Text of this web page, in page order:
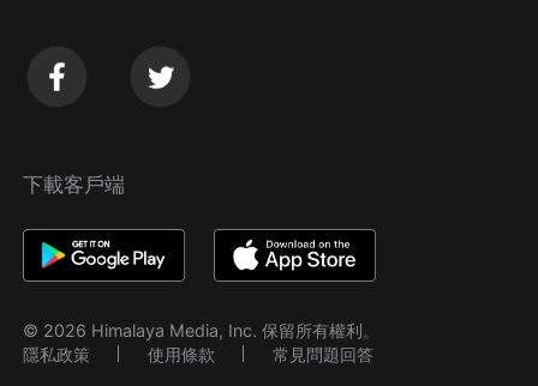
下載客戶端
© 2026 Himalaya Media, Inc. 保留所有權利。
隱私政策
使用條款 常見問題回答